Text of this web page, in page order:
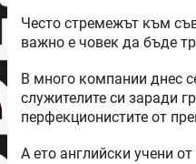
Често стремежът към
важно е човек да бъде
В много компании днес
служителите си заради
перфекционистите от
А ето английски учени